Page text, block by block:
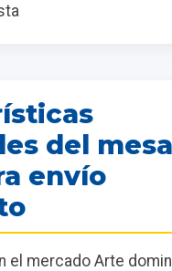
del
envío
el mercado Arte